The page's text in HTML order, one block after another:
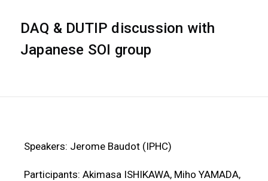
DAQ & DUTIP discussion with
Japanese SOI group
Speakers: Jerome Baudot (IPHC)
Participants: Akimasa ISHIKAWA, Miho YAMADA,